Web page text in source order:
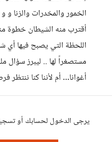
الخمور والمخدرات والزنا
أقترب منه الشيطان خطوة
اللحظة التي يصبح فيها أي
مستصغراً لها .. ليبرز سؤال
أغوانا… أم لأننا كنا ننتظر
يرجى الدخول لحسابك أو